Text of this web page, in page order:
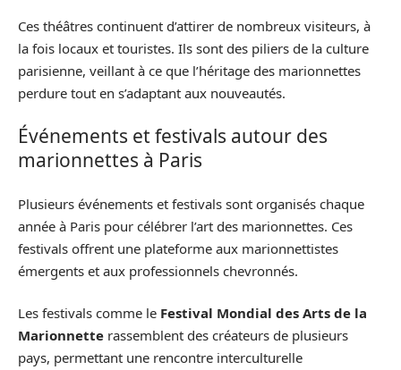
Ces théâtres continuent d’attirer de nombreux visiteurs, à
la fois locaux et touristes. Ils sont des piliers de la culture
parisienne, veillant à ce que l’héritage des marionnettes
perdure tout en s’adaptant aux nouveautés.
Événements et festivals autour des
marionnettes à Paris
Plusieurs événements et festivals sont organisés chaque
année à Paris pour célébrer l’art des marionnettes. Ces
festivals offrent une plateforme aux marionnettistes
émergents et aux professionnels chevronnés.
Les festivals comme le Festival Mondial des Arts de la
Marionnette rassemblent des créateurs de plusieurs
pays, permettant une rencontre interculturelle